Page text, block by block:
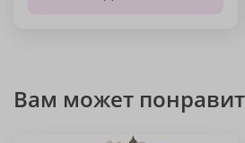
Вам может